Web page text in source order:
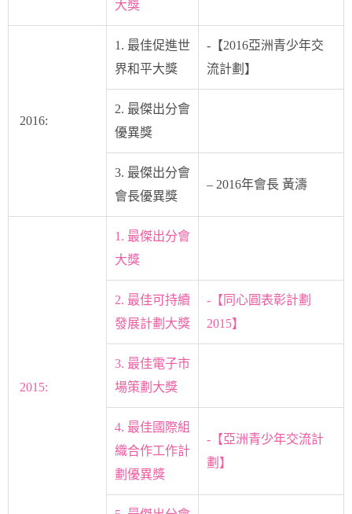
大獎
2016:
1. 最佳促進世
界和平大獎
-【2016亞洲青少年交
流計劃】
2. 最傑出分會
優異獎
3. 最傑出分會
會長優異獎
– 2016年會長 黃濤
2015:
1. 最傑出分會
大獎
2. 最佳可持續
發展計劃大獎
-【同心圓表彰計劃
2015】
3. 最佳電子市
場策劃大獎
4. 最佳國際組
織合作工作計
劃優異獎
-【亞洲青少年交流計
劃】